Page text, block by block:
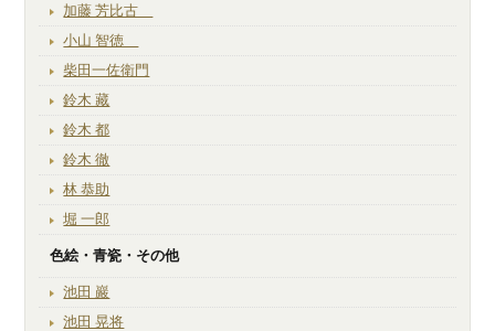
加藤 芳比古
小山 智徳
柴田一佐衛門
鈴木 藏
鈴木 都
鈴木 徹
林 恭助
堀 一郎
色絵・青瓷・その他
池田 巖
池田 晃将